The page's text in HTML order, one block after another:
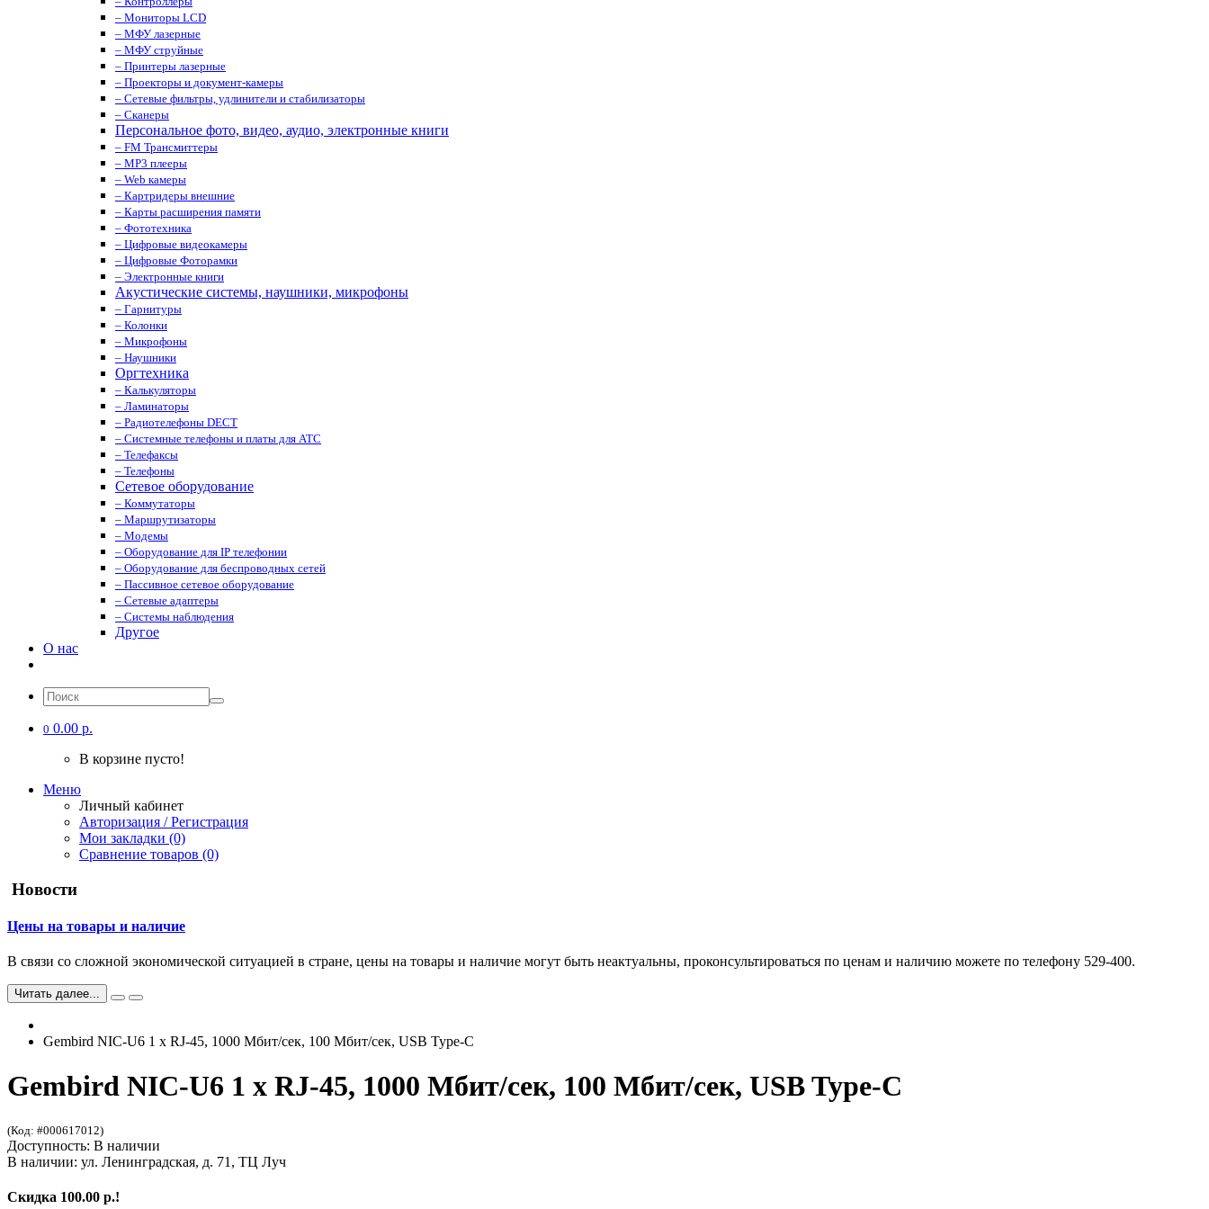
– Мониторы LCD
– МФУ лазерные
– МФУ струйные
– Принтеры лазерные
– Проекторы и документ-камеры
– Сетевые фильтры, удлинители и стабилизаторы
– Сканеры
Персональное фото, видео, аудио, электронные книги
– FM Трансмиттеры
– MP3 плееры
– Web камеры
– Картридеры внешние
– Карты расширения памяти
– Фототехника
– Цифровые видеокамеры
– Цифровые Фоторамки
– Электронные книги
Акустические системы, наушники, микрофоны
– Гарнитуры
– Колонки
– Микрофоны
– Наушники
Оргтехника
– Калькуляторы
– Ламинаторы
– Радиотелефоны DECT
– Системные телефоны и платы для АТС
– Телефаксы
– Телефоны
Сетевое оборудование
– Коммутаторы
– Маршрутизаторы
– Модемы
– Оборудование для IP телефонии
– Оборудование для беспроводных сетей
– Пассивное сетевое оборудование
– Сетевые адаптеры
– Системы наблюдения
Другое
О нас
0 0.00 р.
В корзине пусто!
Меню
Личный кабинет
Авторизация / Регистрация
Мои закладки (0)
Сравнение товаров (0)
Новости
Цены на товары и наличие
В связи со сложной экономической ситуацией в стране, цены на товары и наличие могут быть неактуальны, проконсультироваться по ценам и наличию можете по телефону 529-400.
Читать далее...
Gembird NIC-U6 1 x RJ-45, 1000 Мбит/сек, 100 Мбит/сек, USB Type-C
Gembird NIC-U6 1 x RJ-45, 1000 Мбит/сек, 100 Мбит/сек, USB Type-C
(Код: #000617012)
Доступность: В наличии
В наличии: ул. Ленинградская, д. 71, ТЦ Луч
Скидка 100.00 р.!